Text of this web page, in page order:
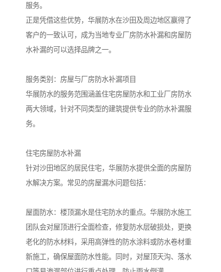
服务。
正是凭借这些优势，华展防水在沙田及周边地区赢得了
客户的一致认可，成为当地专业厂房防水补漏和房屋防
水补漏的可以选择品牌之一。
服务类别：房屋与厂房防水补漏项目
华展防水的服务范围涵盖住宅房屋防水和工业厂房防水
两大领域，针对不同类型的建筑提供专业的防水补漏服
务。
住宅房屋防水补漏
针对沙田地区的居民住宅，华展防水提供全面的房屋防
水解决方案。常见的房屋漏水问题包括：
屋面防水：楼顶漏水是住宅防水的重点。华展防水施工
团队会对屋顶进行全面检查，修复防水层破损处，更换
老化的防水材料，采用高弹性的防水涂料或防水卷材重
新施工，确保屋面防水性能。同时，对屋顶天沟、落水